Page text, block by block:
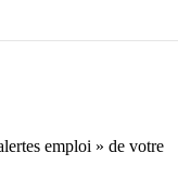
emploi » de votre